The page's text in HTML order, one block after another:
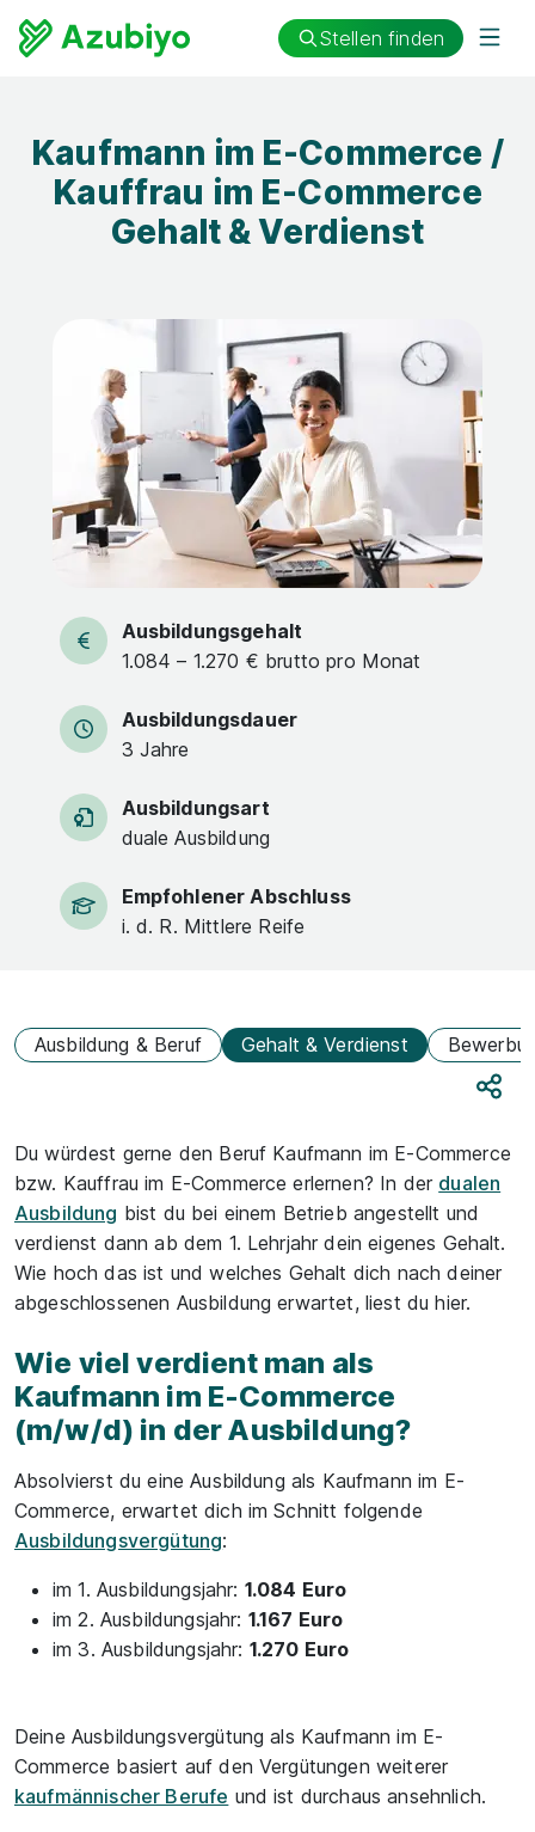
Stellen finden
Kaufmann im E-Commerce /
Kauffrau im E-Commerce
Gehalt & Verdienst
Ausbildungsgehalt
1.084 – 1.270 € brutto pro Monat
Ausbildungsdauer
3 Jahre
Ausbildungsart
duale Ausbildung
Empfohlener Abschluss
i. d. R. Mittlere Reife
Ausbildung & Beruf Gehalt & Verdienst
Du würdest gerne den Beruf Kaufmann im E-Commerce
bzw. Kauffrau im E-Commerce erlernen? In der dualen
Ausbildung bist du bei einem Betrieb angestellt und
verdienst dann ab dem 1. Lehrjahr dein eigenes Gehalt.
Wie hoch das ist und welches Gehalt dich nach deiner
abgeschlossenen Ausbildung erwartet, liest du hier.
Wie viel verdient man als
Kaufmann im E-Commerce
(m/w/d) in der Ausbildung?
Absolvierst du eine Ausbildung als Kaufmann im E-
Commerce, erwartet dich im Schnitt folgende
Ausbildungsvergütung:
im 1. Ausbildungsjahr: 1.084 Euro
im 2. Ausbildungsjahr: 1.167 Euro
im 3. Ausbildungsjahr: 1.270 Euro
Deine Ausbildungsvergütung als Kaufmann im E-
Commerce basiert auf den Vergütungen weiterer
kaufmännischer Berufe und ist durchaus ansehnlich.